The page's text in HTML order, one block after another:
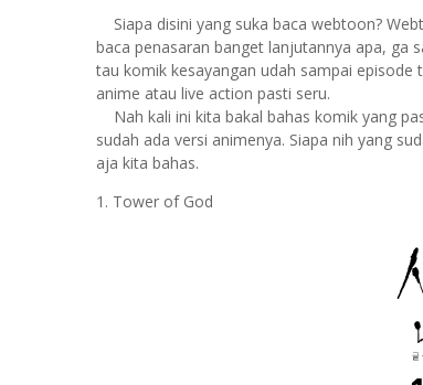
Siapa disini yang suka baca webtoon?
baca penasaran banget lanjutannya apa, ga
tau komik kesayangan udah sampai episode
anime atau live action pasti seru.
Nah kali ini kita bakal bahas komik yang
sudah ada versi animenya. Siapa nih yang
aja kita bahas.
1. Tower of God